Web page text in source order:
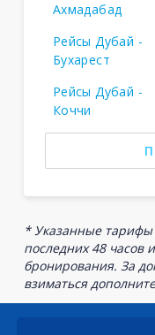
Ахмадабад
Рейсы Дубай -
Бухарест
Рейсы Дубай -
Коччи
* Указанные
последних 48 часов
бронирования. За
взиматься